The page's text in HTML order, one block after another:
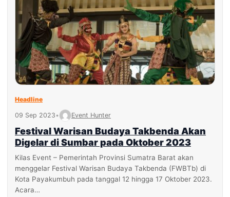
Headline
09 Sep 2023• Event Hunter
Festival Warisan Budaya Takbenda Akan
Digelar di Sumbar pada Oktober 2023
Kilas Event – Pemerintah Provinsi Sumatra Barat akan
menggelar Festival Warisan Budaya Takbenda (FWBTb) di
Kota Payakumbuh pada tanggal 12 hingga 17 Oktober 2023.
Acara…